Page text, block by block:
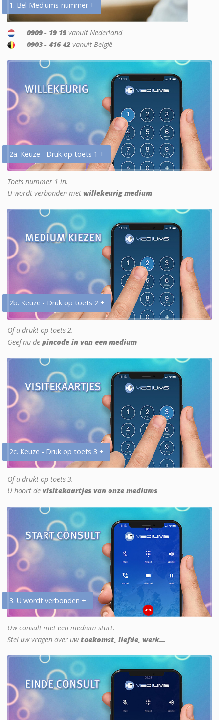
1. Bel Mediums-nummer +
0909 - 19 19 vanuit Nederland
0903 - 416 42 vanuit België
2a. Keuze - Druk op toets 1 +
Toets nummer 1 in.
U wordt verbonden met willekeurig medium
2b. Keuze - Druk op toets 2 +
Of u drukt op toets 2.
Geef nu de pincode in van een medium
2c. Keuze - Druk op toets 3 +
Of u drukt op toets 3.
U hoort de visitekaartjes van onze mediums
3. U wordt verbonden +
Uw consult met een medium start.
Stel uw vragen over uwtoekomst, liefde, werk...